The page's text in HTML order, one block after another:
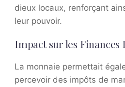
dieux locaux, renforçant
leur pouvoir.
Impact sur les Finances
La monnaie permettait
percevoir des impôts de